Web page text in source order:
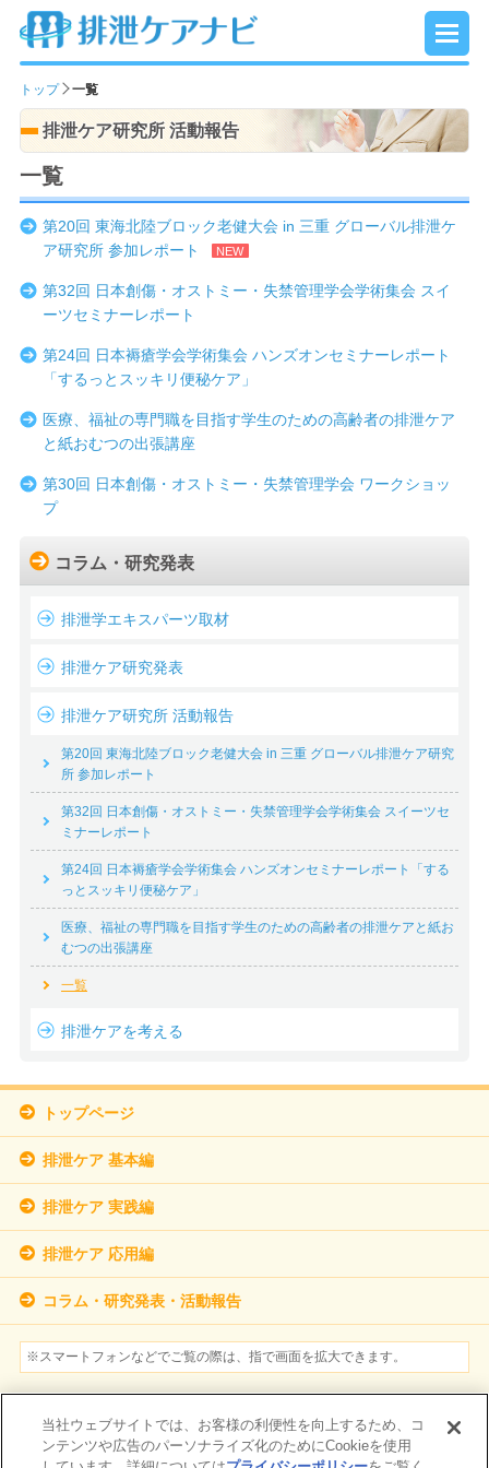
トップ 一覧
コラム・研究発表
排泄学エキスパーツ取材
排泄ケア研究発表
排泄ケア研究所 活動報告
第20回 東海北陸ブロック老健大会 in 三重 グローバル排泄ケア研究
所 参加レポート
第32回 日本創傷・オストミー・失禁管理学会学術集会 スイーツセ
ミナーレポート
第24回 日本褥瘡学会学術集会 ハンズオンセミナーレポート「する
っとスッキリ便秘ケア」
医療、福祉の専門職を目指す学生のための高齢者の排泄ケアと紙お
むつの出張講座
一覧
排泄ケアを考える
排泄ケア研究所 活動報告
一覧
第20回 東海北陸ブロック老健大会 in 三重 グローバル排泄ケ
ア研究所 参加レポート
第32回 日本創傷・オストミー・失禁管理学会学術集会 スイ
ーツセミナーレポート
第24回 日本褥瘡学会学術集会 ハンズオンセミナーレポート
「するっとスッキリ便秘ケア」
医療、福祉の専門職を目指す学生のための高齢者の排泄ケア
と紙おむつの出張講座
第30回 日本創傷・オストミー・失禁管理学会 ワークショッ
プ
トップページ
排泄ケア 基本編
排泄ケア 実践編
排泄ケア 応用編
コラム・研究発表・活動報告
※スマートフォンなどでご覧の際は、指で画面を拡大できます。
参考文献
個人情報保護方針について
当社ウェブサイトでは、お客様の利便性を向上するため、コ
ンテンツや広告のパーソナライズ化のためにCookieを使用